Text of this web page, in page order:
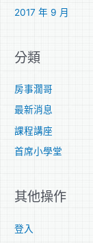
2017 年 9 月
分類
房事濶哥
最新消息
課程講座
首席小學堂
其他操作
登入